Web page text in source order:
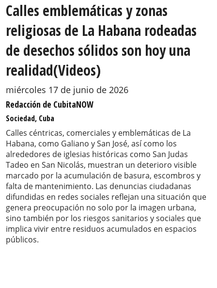
Calles emblemáticas y zonas
religiosas de La Habana rodeadas
de desechos sólidos son hoy una
realidad(Videos)
miércoles 17 de junio de 2026
Redacción de CubitaNOW
Sociedad, Cuba
Calles céntricas, comerciales y emblemáticas de La
Habana, como Galiano y San José, así como los
alrededores de iglesias históricas como San Judas
Tadeo en San Nicolás, muestran un deterioro visible
marcado por la acumulación de basura, escombros y
falta de mantenimiento. Las denuncias ciudadanas
difundidas en redes sociales reflejan una situación que
genera preocupación no solo por la imagen urbana,
sino también por los riesgos sanitarios y sociales que
implica vivir entre residuos acumulados en espacios
públicos.